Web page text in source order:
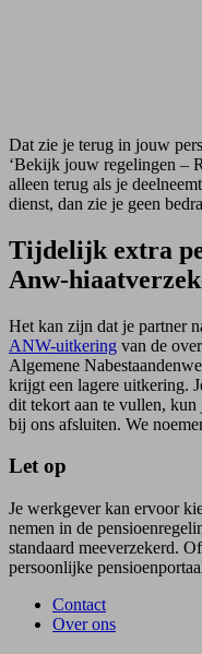
Dat zie je terug in jouw
‘Bekijk jouw regelingen –
alleen terug als je
dienst, dan zie je geen
Tijdelijk extra
Anw-
Het kan zijn dat je partner
ANW-uitkering van de
Algemene
krijgt een lagere uitkering.
dit tekort aan te vullen,
bij ons afsluiten. We
Let op
Je werkgever kan ervoor
nemen in de
standaard meeverzekerd.
persoonlijke
Contact
Over ons